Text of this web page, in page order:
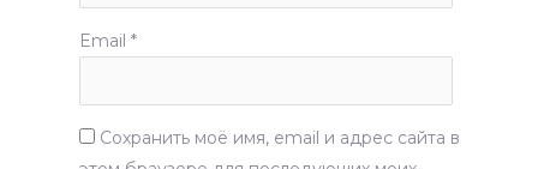
Email *
Сохранить моё имя, email и адрес сайта в